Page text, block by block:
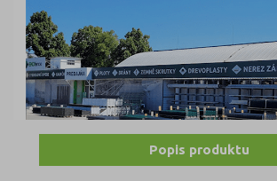
Popis produktu